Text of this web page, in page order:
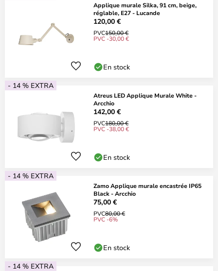
Applique murale Silka, 91 cm, beige,
réglable, E27 - Lucande
120,00 €
PVC150,00 €
PVC -30,00 €
En stock
- 14 % EXTRA
Atreus LED Applique Murale White -
Arcchio
142,00 €
PVC180,00 €
PVC -38,00 €
En stock
- 14 % EXTRA
Zamo Applique murale encastrée IP65
Black - Arcchio
75,00 €
PVC80,00 €
PVC -6%
En stock
- 14 % EXTRA